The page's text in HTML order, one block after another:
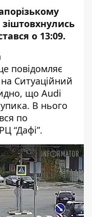
о 13:09.
повідомляє
Ситуаційний
що Audi
В нього
по
“Дафі”.